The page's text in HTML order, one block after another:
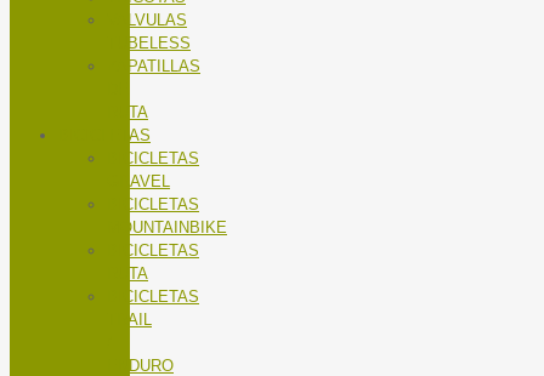
VALVULAS
TUBELESS
ZAPATILLAS
RUTA
BICICLETAS
BICICLETAS
GRAVEL
BICICLETAS
MOUNTAINBIKE
BICICLETAS
RUTA
BICICLETAS
TRAIL
ENDURO